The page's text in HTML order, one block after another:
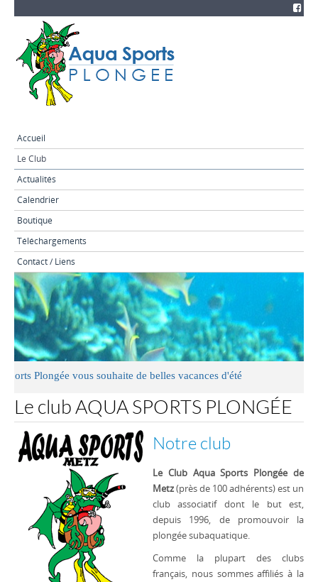
Accueil
Le Club
Actualités
Calendrier
Boutique
Téléchargements
Contact / Liens
vous souhaite de belles vacances d'été
Le club AQUA SPORTS PLONGÉE
Notre club
Le Club Aqua Sports Plongée de
Metz(près de 100 adhérents) est un
club associatif dont le but est,
depuis 1996, de promouvoir la
plongée subaquatique.
Comme la plupart des clubs
français, nous sommes affiliés à la